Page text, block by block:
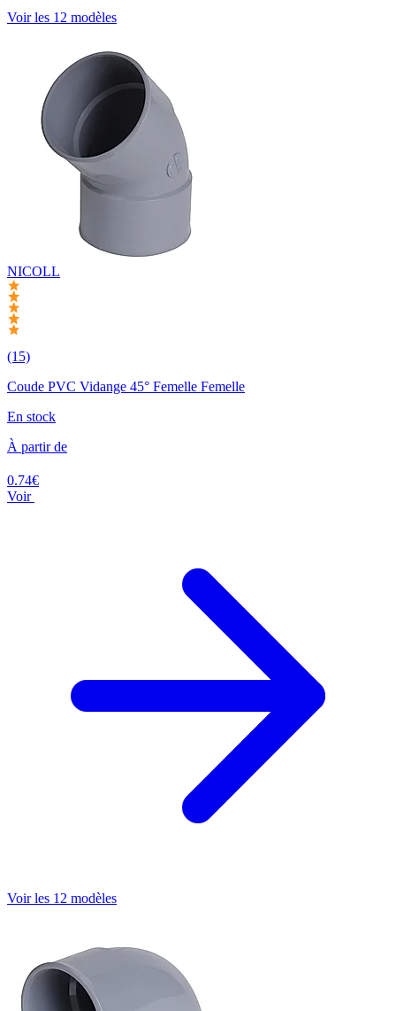
Voir les 12 modèles
NICOLL
(15)
Coude PVC Vidange 45° Femelle Femelle
En stock
À partir de
0.74€
Voir
Voir les 12 modèles